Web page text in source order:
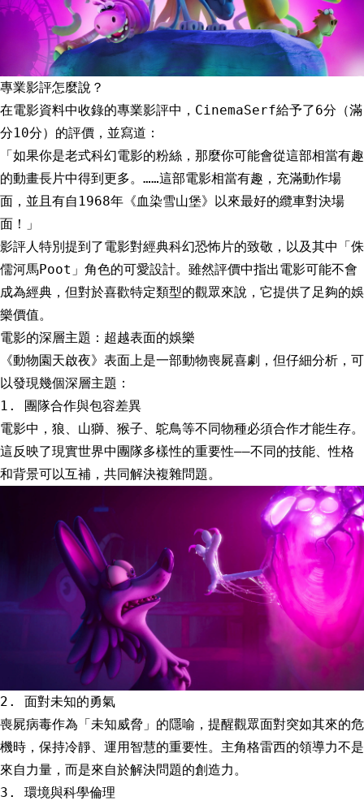
專業影評怎麼說？
在電影資料中收錄的專業影評中，CinemaSerf給予了6分（滿
分10分）的評價，並寫道：
「如果你是老式科幻電影的粉絲，那麼你可能會從這部相當有趣
的動畫長片中得到更多。……這部電影相當有趣，充滿動作場
面，並且有自1968年《血染雪山堡》以來最好的纜車對決場
面！」
影評人特別提到了電影對經典科幻恐怖片的致敬，以及其中「侏
儒河馬Poot」角色的可愛設計。雖然評價中指出電影可能不會
成為經典，但對於喜歡特定類型的觀眾來說，它提供了足夠的娛
樂價值。
電影的深層主題：超越表面的娛樂
《動物園天啟夜》表面上是一部動物喪屍喜劇，但仔細分析，可
以發現幾個深層主題：
1. 團隊合作與包容差異
電影中，狼、山獅、猴子、鴕鳥等不同物種必須合作才能生存。
這反映了現實世界中團隊多樣性的重要性——不同的技能、性格
和背景可以互補，共同解決複雜問題。
2. 面對未知的勇氣
喪屍病毒作為「未知威脅」的隱喻，提醒觀眾面對突如其來的危
機時，保持冷靜、運用智慧的重要性。主角格雷西的領導力不是
來自力量，而是來自於解決問題的創造力。
3. 環境與科學倫理